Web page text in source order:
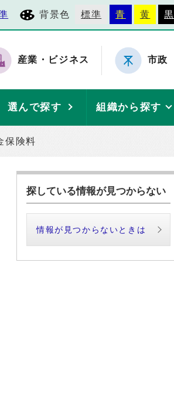
背景色 標準 青 黄 黒
産業・ビジネス 市政
選んで探す 組織から探す
保険料
探している情報が見つからない
情報が見つからないときは